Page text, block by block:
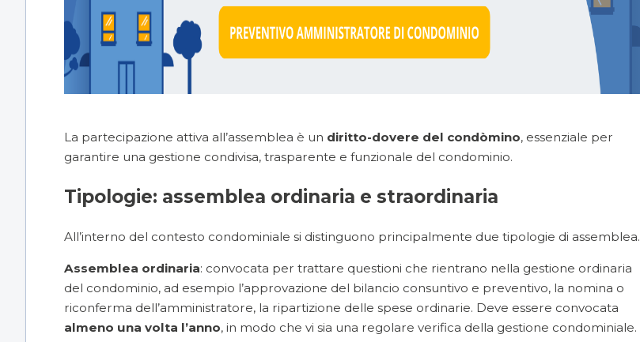
La partecipazione attiva all’assemblea è un diritto-dovere del condòmino, essenziale per
garantire una gestione condivisa, trasparente e funzionale del condominio.
Tipologie: assemblea ordinaria e straordinaria
All’interno del contesto condominiale si distinguono principalmente due tipologie di assemblea.
Assemblea ordinaria: convocata per trattare questioni che rientrano nella gestione ordinaria
del condominio, ad esempio l’approvazione del bilancio consuntivo e preventivo, la nomina o
riconferma dell’amministratore, la ripartizione delle spese ordinarie. Deve essere convocata
almeno una volta l’anno, in modo che vi sia una regolare verifica della gestione condominiale.